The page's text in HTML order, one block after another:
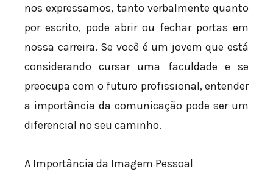
nos expressamos, tanto verbalmente quanto
por escrito, pode abrir ou fechar portas em
nossa carreira. Se você é um jovem que está
considerando cursar uma faculdade e se
preocupa com o futuro profissional, entender
a importância da comunicação pode ser um
diferencial no seu caminho.
A Importância da Imagem Pessoal